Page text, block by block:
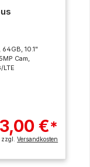
10.1"
Cam,
LTE
€*
zzgl.Versandkosten